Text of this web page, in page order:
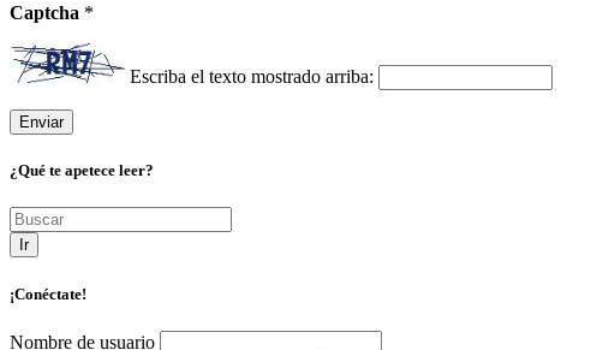
Captcha *
Escriba el texto mostrado arriba:
¿Qué te apetece leer?
Ir
¡Conéctate!
Nombre de usuario